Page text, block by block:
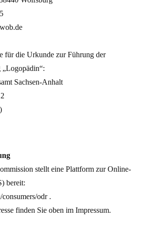
für die Urkunde zur Führung der
„Logopädin“:
Sachsen-Anhalt
stellt eine Plattform zur Online-
bereit:
consumers/odr.
finden Sie oben im Impressum.